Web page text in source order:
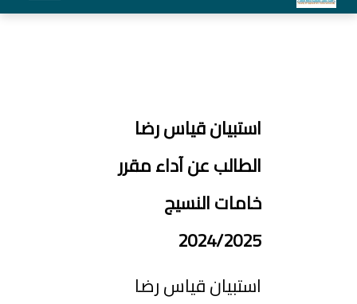
استبيان قياس رضا
الطالب عن آداء مقرر
خامات النسيج
2024/2025
استبيان قياس رضا